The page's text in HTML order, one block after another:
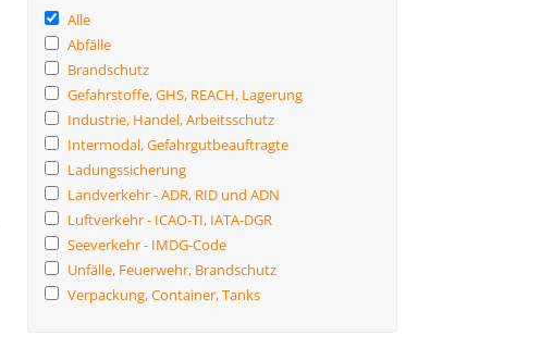
Alle
Abfälle
Brandschutz
Gefahrstoffe, GHS, REACH, Lagerung
Industrie, Handel, Arbeitsschutz
Intermodal, Gefahrgutbeauftragte
Ladungssicherung
Landverkehr - ADR, RID und ADN
Luftverkehr - ICAO-TI, IATA-DGR
Seeverkehr - IMDG-Code
Unfälle, Feuerwehr, Brandschutz
Verpackung, Container, Tanks